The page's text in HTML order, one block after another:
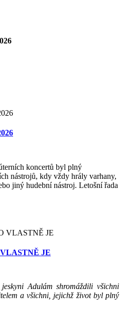
koncertů byl plný
nástrojů, kdy vždy hrály varhany,
jiný hudební nástroj. Letošní řada
JE
Adulám shromáždili všichni
a všichni, jejichž život byl plný